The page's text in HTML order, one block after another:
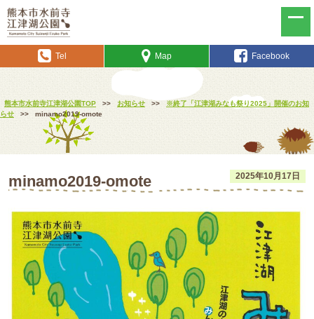
Tel Map Facebook
熊本市水前寺江津湖公園TOP >> お知らせ >>
※終了「江津湖みなも祭り2025」開催のお知
らせ
>> minamo2019-omote
2025年10月17日
minamo2019-omote